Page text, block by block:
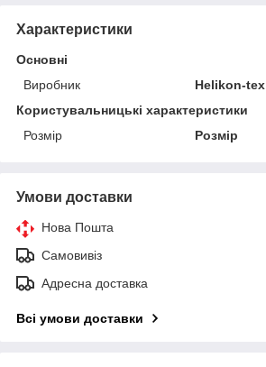
Характеристики
Основні
Виробник
Helikon-tex
Користувальницькі характеристики
Розмір
Розмір
Умови доставки
Нова Пошта
Самовивіз
Адресна доставка
Всі умови доставки